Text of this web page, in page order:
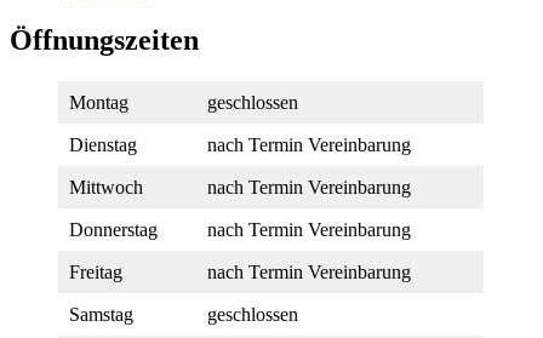
Öffnungszeiten
Montag geschlossen
Dienstag nach Termin Vereinbarung
Mittwoch nach Termin Vereinbarung
Donnerstag nach Termin Vereinbarung
Freitag nach Termin Vereinbarung
Samstag geschlossen